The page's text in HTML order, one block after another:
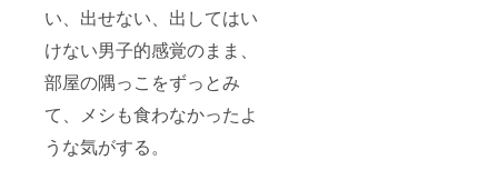
い、出せない、出してはい
けない男子的感覚のまま、
部屋の隅っこをずっとみ
て、メシも食わなかったよ
うな気がする。